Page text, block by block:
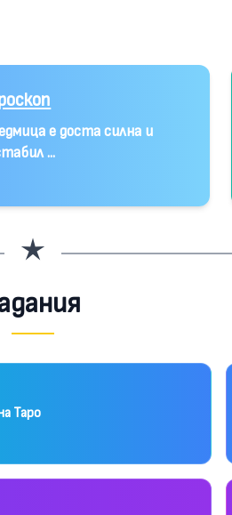
е доста силна и
...
Таро